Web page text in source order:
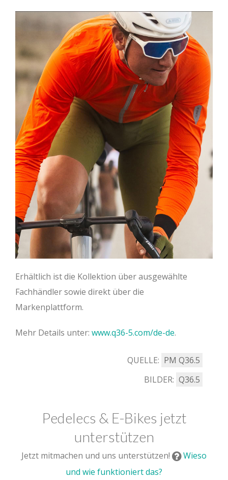
Erhältlich ist die Kollektion über ausgewählte
Fachhändler sowie direkt über die
Markenplattform.
Mehr Details unter: www.q36-5.com/de-de.
QUELLE: PM Q36.5
BILDER: Q36.5
Pedelecs & E-Bikes jetzt
unterstützen
Jetzt mitmachen und uns unterstützen!
Wieso
und wie funktioniert das?